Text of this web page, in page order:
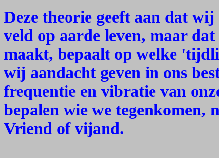
Deze theorie geeft aan dat
veld op aarde leven, maar
maakt, bepaalt op welke
wij aandacht geven in ons
frequentie en vibratie van
bepalen wie we tegenkomen,
Vriend of vijand.